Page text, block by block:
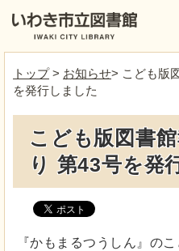
トップ> お知らせ> こども版
を発行しました
こども版図書
り 第43号を発
『かもまるつうしん』の